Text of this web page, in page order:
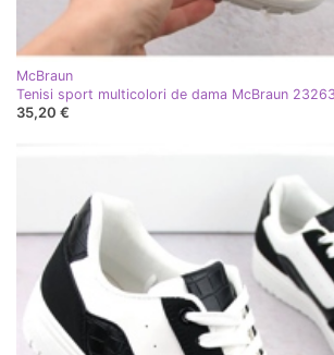
McBraun
Tenisi sport multicolori de dama McBraun 23263
35,20 €